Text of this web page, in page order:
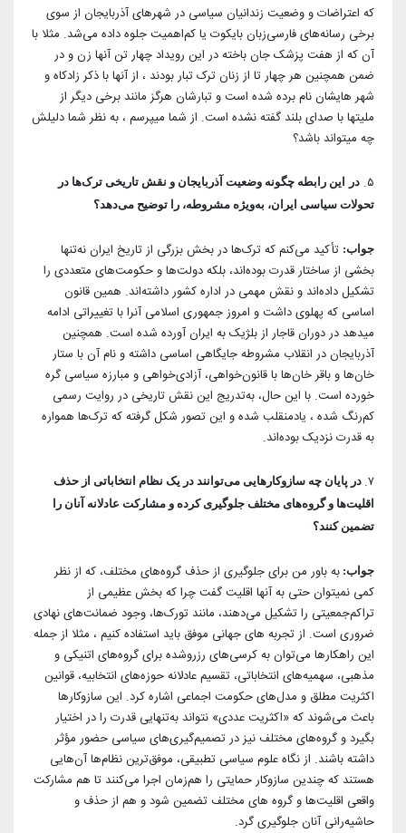
که اعتراضات و وضعیت زندانیان سیاسی در شهرهای آذربایجان از سوی
برخی رسانه‌های فارسی‌زبان بایکوت یا کم‌اهمیت جلوه داده می‌شد. مثلا با
آن ‌که از هفت پزشک جان باخته در این رویداد چهار تن آنها زن و در
ضمن همچنین هر چهار تا از زنان ترک تبار بودند ، از آنها با ذکر زادکاه و
شهر هایشان نام برده شده است و تبارشان هرگز مانند برخی دیگر از
ملیتها با صدای بلند گفته نشده است. از شما میپرسم ، به نظر شما دلیلش
چه میتواند باشد؟
۵. در این رابطه چگونه وضعیت آذربایجان و نقش تاریخی ترک‌ها در
تحولات سیاسی ایران، به‌ویژه مشروطه، را توضیح می‌دهد؟
جواب: تأکید می‌کنم که ترک‌ها در بخش بزرگی از تاریخ ایران نه‌تنها
بخشی از ساختار قدرت بوده‌اند، بلکه دولت‌ها و حکومت‌های متعددی را
تشکیل داده‌اند و نقش مهمی در اداره کشور داشته‌اند. همین قانون
اساسی که پهلوی داشت و امروز جمهوری اسلامی آنرا با تغییراتی ادامه
میدهد در دوران قاجار از بلژیک به ایران آورده شده است. همچنین
آذربایجان در انقلاب مشروطه جایگاهی اساسی داشته و نام آن با ستار
خان‌ها و باقر خان‌ها با قانون‌خواهی، آزادی‌خواهی و مبارزه سیاسی گره
خورده است. با این حال، به‌تدریج این نقش تاریخی در روایت رسمی
کم‌رنگ شده ، یادمنقلب شده و این تصور شکل گرفته که ترک‌ها همواره
به قدرت نزدیک بوده‌اند.
۷. در پایان چه سازوکارهایی می‌توانند در یک نظام انتخاباتی از حذف
اقلیت‌ها و گروه‌های مختلف جلوگیری کرده و مشارکت عادلانه آنان را
تضمین کنند؟
جواب: به باور من برای جلوگیری از حذف گروه‌های مختلف، که از نظر
کمی نمیتوان حتی به آنها اقلیت گفت چرا که بخش عظیمی از
تراکم‌جمعیتی را تشکیل می‌دهند، مانند تورک‌ها، وجود ضمانت‌های نهادی
ضروری است. از تجربه های جهانی موفق باید استفاده کنیم ، مثلا از جمله
این راهکارها می‌توان به کرسی‌های رزروشده برای گروه‌های اتنیکی و
مذهبی، سهمیه‌های انتخاباتی، تقسیم عادلانه حوزه‌های انتخابیه، قوانین
اکثریت مطلق و مدل‌های حکومت اجماعی اشاره کرد. این سازوکارها
باعث می‌شوند که «اکثریت عددی» نتواند به‌تنهایی قدرت را در اختیار
بگیرد و گروه‌های مختلف نیز در تصمیم‌گیری‌های سیاسی حضور مؤثر
داشته باشند. از نگاه علوم سیاسی تطبیقی، موفق‌ترین نظام‌ها آن‌هایی
هستند که چندین سازوکار حمایتی را هم‌زمان اجرا می‌کنند تا هم مشارکت
واقعی اقلیت‌ها و گروه های مختلف تضمین شود و هم از حذف و
حاشیه‌رانی آنان جلوگیری گرد.